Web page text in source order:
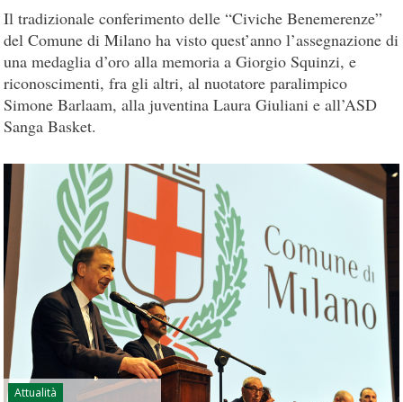
Il tradizionale conferimento delle “Civiche Benemerenze”
del Comune di Milano ha visto quest’anno l’assegnazione di
una medaglia d’oro alla memoria a Giorgio Squinzi, e
riconoscimenti, fra gli altri, al nuotatore paralimpico
Simone Barlaam, alla juventina Laura Giuliani e all’ASD
Sanga Basket.
Attualità